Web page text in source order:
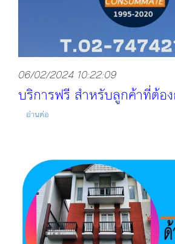
06/02/2024 10:22:09
บริการฟรี สำหรับลูกค้าที่ต้อ
อ่านต่อ